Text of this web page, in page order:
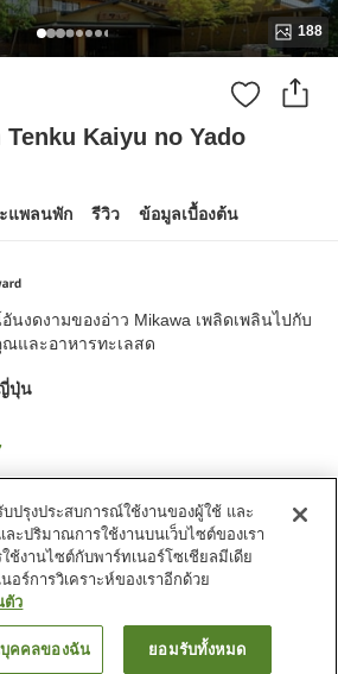
188
Kaiyu no Yado
แพลนพัก รีวิว ข้อมูลเบื้องต้น
งดงามของอ่าว Mikawa เพลิดเพลินไปกับ
และอาหารทะเลสด
ปุ่น
ในที่พัก
อ่างหินร้อน
เลานจ์
นครกามาโกริ
no Yado Suehiro
ค้นหาห้องพัก
ปรุงประสบการณ์ใช้งานของผู้ใช้ และ
ะปริมาณการใช้งานบนเว็บไซต์ของเรา
ช้งานไซต์กับพาร์ทเนอร์โซเชียลมีเดีย
ร์การวิเคราะห์ของเราอีกด้วย
ตัว
คคลของฉัน ยอมรับทั้งหมด